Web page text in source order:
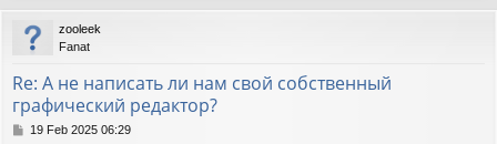
p
zooleek
Fanat
Re: А не написать ли нам свой собственный
графический редактор?
P19 Feb 2025 06:29